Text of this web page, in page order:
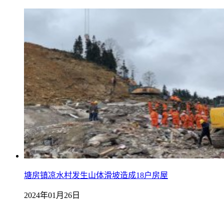
塘房镇凉水村发生山体滑坡造成18户房屋
2024年01月26日